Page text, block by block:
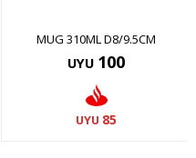
MUG 310ML D8/9.5CM
UYU 100
UYU 85